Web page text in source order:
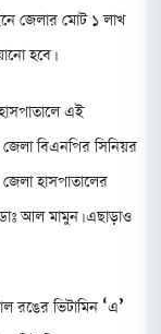
জেলার মোট ১ লাখ
হবে।
এই
বিএনপির সিনিয়র
হাসপাতালের
আল মামুন। এছাড়াও
রঙের ভিটামিন ‘এ’